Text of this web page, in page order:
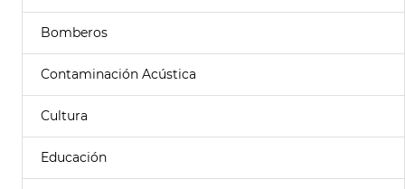
Bomberos
Contaminación Acústica
Cultura
Educación